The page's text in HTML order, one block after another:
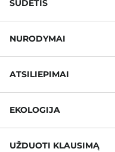
SUDĖTIS
NURODYMAI
ATSILIEPIMAI
EKOLOGIJA
UŽDUOTI KLAUSIMĄ